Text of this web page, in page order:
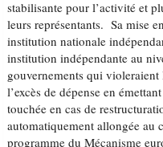
stabilisante pour l’activité et
leurs représentants. Sa mise
institution nationale
institution indépendante au
gouvernements qui
l’excès de dépense en
touchée en cas de
automatiquement allongée au
programme du Mécanisme